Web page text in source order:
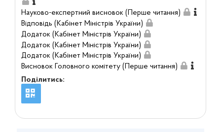
Науково-експертний висновок (Перше читання)
Відповідь (Кабінет Міністрів України)
Додаток (Кабінет Міністрів України)
Додаток (Кабінет Міністрів України)
Додаток (Кабінет Міністрів України)
Висновок Головного комітету (Перше читання)
Поділитись: